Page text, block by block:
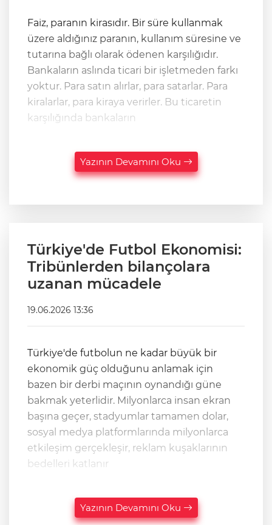
Faiz, paranın kirasıdır. Bir süre kullanmak
üzere aldığınız paranın, kullanım süresine ve
tutarına bağlı olarak ödenen karşılığıdır.
Bankaların aslında ticari bir işletmeden farkı
yoktur. Para satın alırlar, para satarlar. Para
kiralarlar, para kiraya verirler. Bu ticaretin
karşılığında bankaların
Yazının Devamını Oku
Türkiye'de Futbol Ekonomisi:
Tribünlerden bilançolara
uzanan mücadele
19.06.2026 13:36
Türkiye'de futbolun ne kadar büyük bir
ekonomik güç olduğunu anlamak için
bazen bir derbi maçının oynandığı güne
bakmak yeterlidir. Milyonlarca insan ekran
başına geçer, stadyumlar tamamen dolar,
sosyal medya platformlarında milyonlarca
etkileşim gerçekleşir, reklam kuşaklarının
bedelleri katlanır
Yazının Devamını Oku